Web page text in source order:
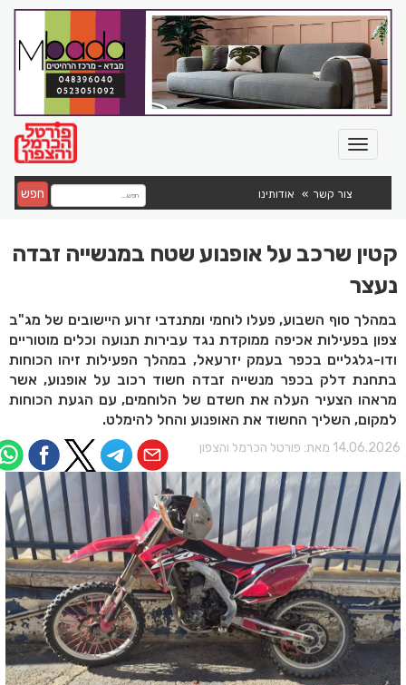
צור קשר אודותינו חפש
קטין שרכב על אופנוע שטח במנשייה זבדה
נעצר
במהלך סוף השבוע, פעלו לוחמי ומתנדבי זרוע היישובים של מג"ב
צפון בפעילות אכיפה ממוקדת נגד עבירות תנועה וכלים מוטוריים
ודו-גלגליים בכפר בעמק יזרעאל, במהלך הפעילות זיהו הכוחות
בתחנת דלק בכפר מנשייה זבדה חשוד רכוב על אופנוע, אשר
מראהו הצעיר העלה את חשדם של הלוחמים, עם הגעת הכוחות
למקום, השליך החשוד את האופנוע והחל להימלט.
מאת: פורטל הכרמל והצפון